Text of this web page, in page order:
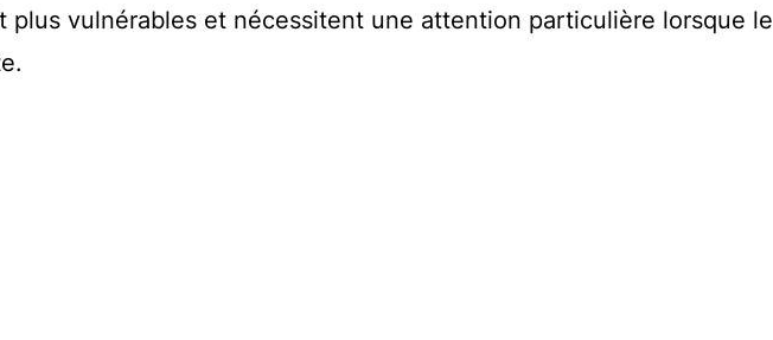
plus vulnérables et nécessitent une attention particulière lorsque le